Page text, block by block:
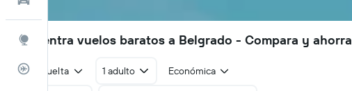
Explore
Rastreador
Encuentra vuelos baratos a Belgrado - Compara y ahorra
Ida y vuelta 1 adulto Económica